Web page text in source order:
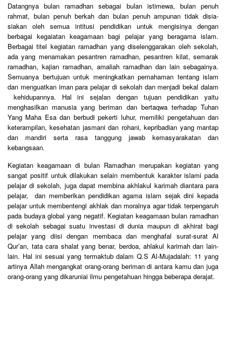
Datangnya bulan ramadhan sebagai bulan istimewa, bulan penuh
rahmat, bulan penuh berkah dan bulan penuh ampunan tidak disia-
siakan oleh semua intitusi pendidikan untuk mengisinya dengan
berbagai kegaiatan keagamaan bagi pelajar yang beragama islam.
Berbagai titel kegiatan ramadhan yang diselenggarakan oleh sekolah,
ada yang menamakan pesantren ramadhan, pesantren kilat, semarak
ramadhan, kajian ramadhan, amaliah ramadhan dan lain sebagainya.
Semuanya bertujuan untuk meningkatkan pemahaman tentang islam
dan menguatkan iman para pelajar di sekolah dan menjadi bekal dalam
kehidupannya. Hal ini sejalan dengan tujuan pendidikan yaitu
menghasilkan manusia yang beriman dan bertaqwa terhadap Tuhan
Yang Maha Esa dan berbudi pekerti luhur, memiliki pengetahuan dan
keterampilan, kesehatan jasmani dan rohani, kepribadian yang mantap
dan mandiri serta rasa tanggung jawab kemasyarakatan dan
kebangsaan.
Kegiatan keagamaan di bulan Ramadhan merupakan kegiatan yang
sangat positif untuk dilakukan selain membentuk karakter islami pada
pelajar di sekolah, juga dapat membina akhlakul karimah diantara para
pelajar, dan memberikan pendidikan agama islam sejak dini kepada
pelajar untuk membentengi akhlak dan moralnya agar tidak terpengaruh
pada budaya global yang negatif. Kegiatan keagamaan bulan ramadhan
di sekolah sebagai suatu investasi di dunia maupun di akhirat bagi
pelajar yang diisi dengan membaca dan menghafal surat-surat Al
Qur’an, tata cara shalat yang benar, berdoa, ahlakul karimah dan lain-
lain. Hal ini sesuai yang termaktub dalam Q.S Al-Mujadalah: 11 yang
artinya Allah mengangkat orang-orang beriman di antara kamu dan juga
orang-orang yang dikaruniai ilmu pengetahuan hingga beberapa derajat.